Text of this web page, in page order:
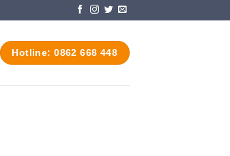
Hotline: 0862 668 448